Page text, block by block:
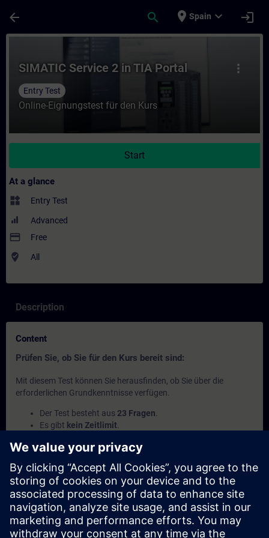
arrow_back search place Spain expand_more login
Course - SIMATIC Service 2 in TIA
more_vert
SIMATIC Service 2 in TIA Portal
Entry Test
Online-Eignungstest für den Kurs
Start
At a glance
widgets Entry Test
Advanced
payment Free
where_to_vote All
Description
Content
Prüfen Sie, ob Sie für den Kurs bereit sind:
Mit diesem Test können Sie herausfinden, ob Sie über die
erforderlichen Grundkenntnisse verfügen.
Der Test besteht aus 23 Fragen
Es gibt kein Zeitlimit
sind Sie bereit für den Kurs.
Wenn Sie
weniger als 70%
erreichen, empfehlen wir Ihnen,
den Kurs SIMATIC Service 1 in TIA Portal (TIA-SERV1) zu
besuchen, um Ihre Grundlagen zu vertiefen.
This content is part of